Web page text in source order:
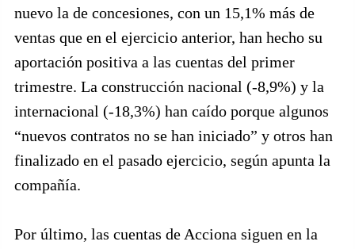
nuevo la de concesiones, con un 15,1% más de
ventas que en el ejercicio anterior, han hecho su
aportación positiva a las cuentas del primer
trimestre. La construcción nacional (-8,9%) y la
internacional (-18,3%) han caído porque algunos
“nuevos contratos no se han iniciado” y otros han
finalizado en el pasado ejercicio, según apunta la
compañía.
Por último, las cuentas de Acciona siguen en la